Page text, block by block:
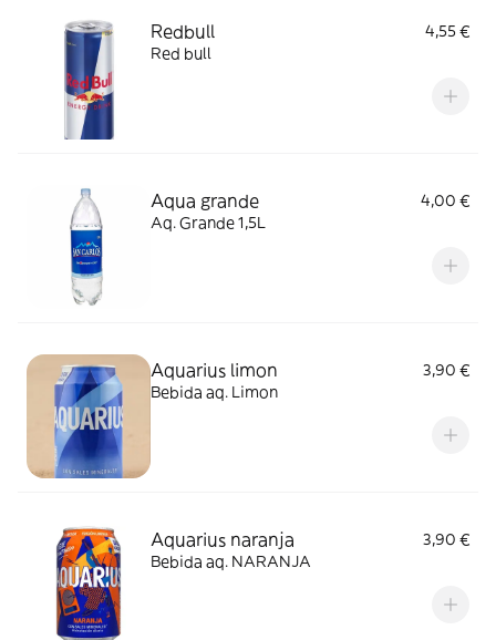
Redbull
4,55 €
Red bull
Aqua grande
4,00 €
Aq. Grande 1,5L
Aquarius limon
3,90 €
Bebida aq. Limon
Aquarius naranja
3,90 €
Bebida aq. NARANJA